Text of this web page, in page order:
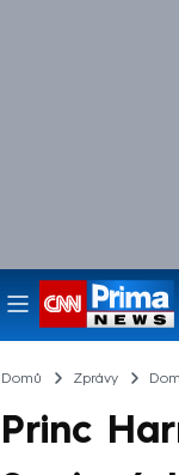
Domů Zprávy
Princ